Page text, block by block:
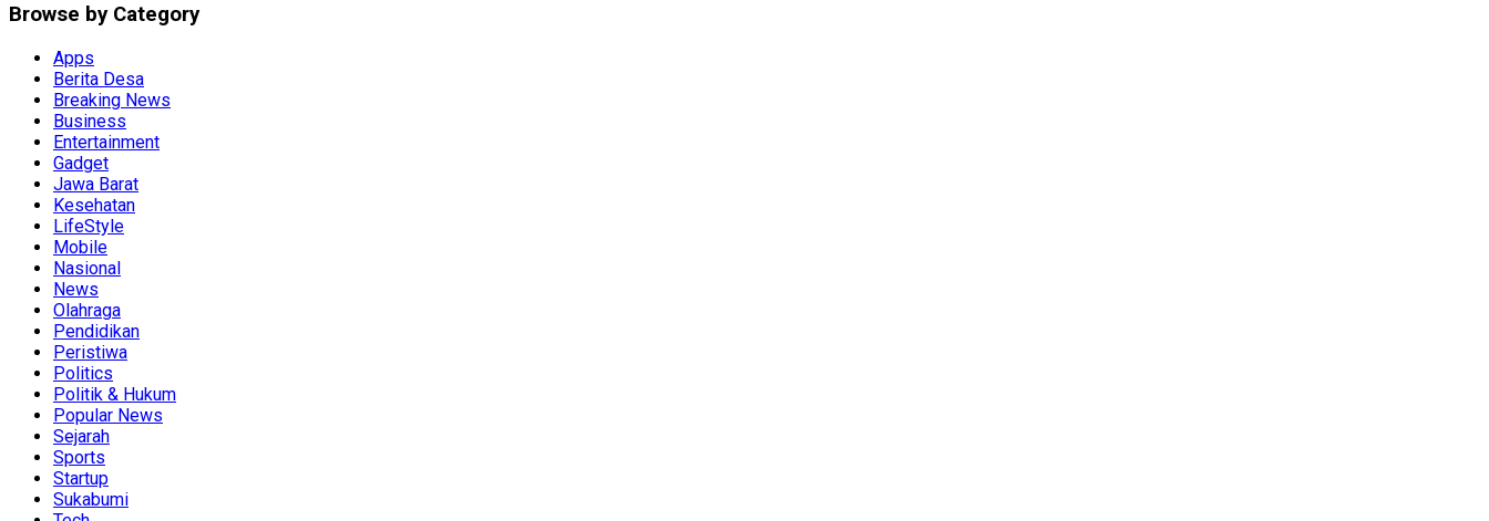
Browse by Category
Apps
Berita Desa
Breaking News
Business
Entertainment
Gadget
Jawa Barat
Kesehatan
LifeStyle
Mobile
Nasional
News
Olahraga
Pendidikan
Peristiwa
Politics
Politik & Hukum
Popular News
Sejarah
Sports
Startup
Sukabumi